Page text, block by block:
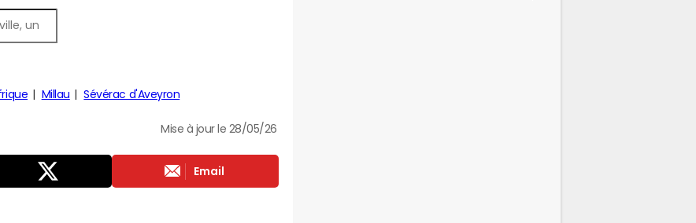
Millau Sévérac d'Aveyron
Mise à jour le 28/05/26
Email